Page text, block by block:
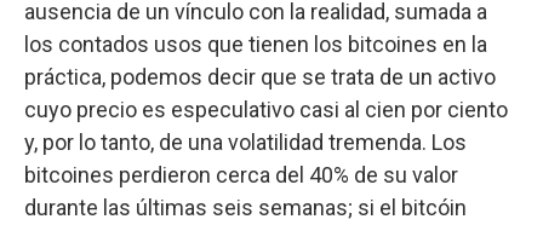
ausencia de un vínculo con la realidad, sumada a
los contados usos que tienen los bitcoines en la
práctica, podemos decir que se trata de un activo
cuyo precio es especulativo casi al cien por ciento
y, por lo tanto, de una volatilidad tremenda. Los
bitcoines perdieron cerca del 40% de su valor
durante las últimas seis semanas; si el bitcóin